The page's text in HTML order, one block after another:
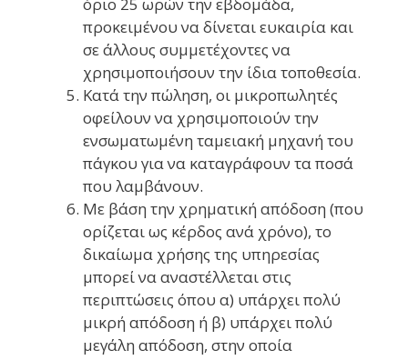
προκειμένου να δίνεται ευκαιρία και
σε άλλους συμμετέχοντες να
χρησιμοποιήσουν την ίδια τοποθεσία.
Κατά την πώληση, οι μικροπωλητές
οφείλουν να χρησιμοποιούν την
ενσωματωμένη ταμειακή μηχανή του
πάγκου για να καταγράφουν τα ποσά
που λαμβάνουν.
Με βάση την χρηματική απόδοση (που
ορίζεται ως κέρδος ανά χρόνο), το
δικαίωμα χρήσης της υπηρεσίας
μπορεί να αναστέλλεται στις
περιπτώσεις όπου α) υπάρχει πολύ
μικρή απόδοση ή β) υπάρχει πολύ
μεγάλη απόδοση, στην οποία